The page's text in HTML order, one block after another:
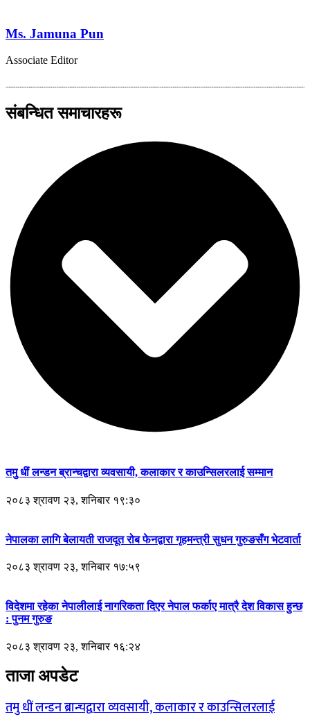
Ms. Jamuna Pun
Associate Editor
संबन्धित समाचारहरू
तमु धीं लन्डन ब्रान्चद्वारा व्यवसायी, कलाकार र काउन्सिलरलाई सम्मान
२०८३ श्रावण २३, शनिबार १९:३०
नेपालका लागि बेलायती राजदूत रोब फेनद्वारा गृहमन्त्री सुधन गुरुङसँग भेटवार्ता
२०८३ श्रावण २३, शनिबार १७:५९
विदेशमा रहेका नेपालीलाई नागरिकता दिएर नेपाल फर्काए मात्रै देश विकास हुन्छ
: पुनम गुरुङ
२०८३ श्रावण २३, शनिबार १६:२४
ताजा अपडेट
तमु धीं लन्डन ब्रान्चद्वारा व्यवसायी, कलाकार र काउन्सिलरलाई